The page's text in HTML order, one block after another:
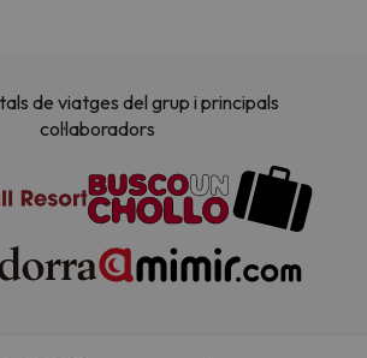
de viatges del grup i principals
col·laboradors